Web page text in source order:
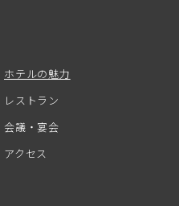
ホテルの魅力
レストラン
会議・宴会
アクセス